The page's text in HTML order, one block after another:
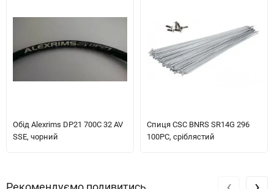
Обід Alexrims DP21 700C 32 AV
SSE, чорний
Спиця CSC BNRS SR14G 296
100PC, сріблястий